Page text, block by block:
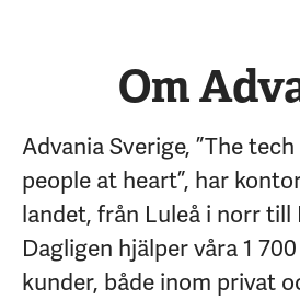
Om
Advania Sverige, ”The
people at heart”, har
landet, från Luleå i norr till
Dagligen hjälper våra 1
kunder, både inom privat